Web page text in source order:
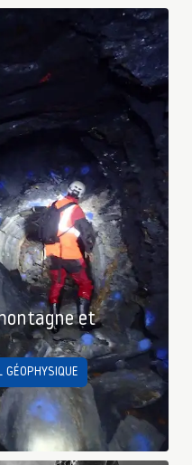
et
GÉOPHYSIQUE